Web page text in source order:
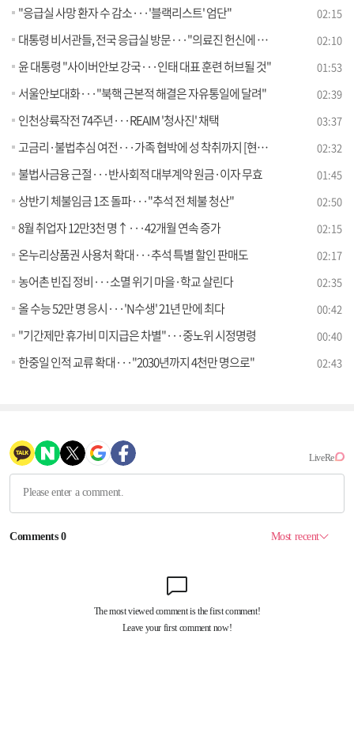
"응급실 사망 환자 수 감소···'블랙리스트' 엄단" 02:15
대통령 비서관들, 전국 응급실 방문···"의료진 헌신에 감사" 02:10
윤 대통령 "사이버안보 강국···인태 대표 훈련 허브될 것" 01:53
서울안보대화···"북핵 근본적 해결은 자유통일에 달려" 02:39
인천상륙작전 74주년···REAIM '청사진' 채택 03:37
고금리·불법추심 여전···가족 협박에 성 착취까지 [현장고발] 02:32
불법사금융 근절···반사회적 대부계약 원금·이자 무효 01:45
상반기 체불임금 1조 돌파···"추석 전 체불 청산" 02:50
8월 취업자 12만3천 명↑···42개월 연속 증가 02:15
온누리상품권 사용처 확대···추석 특별 할인 판매도 02:17
농어촌 빈집 정비···소멸 위기 마을·학교 살린다 02:35
올 수능 52만 명 응시···'N수생' 21년 만에 최다 00:42
"기간제만 휴가비 미지급은 차별"···중노위 시정명령 00:40
한중일 인적 교류 확대···"2030년까지 4천만 명으로" 02:43